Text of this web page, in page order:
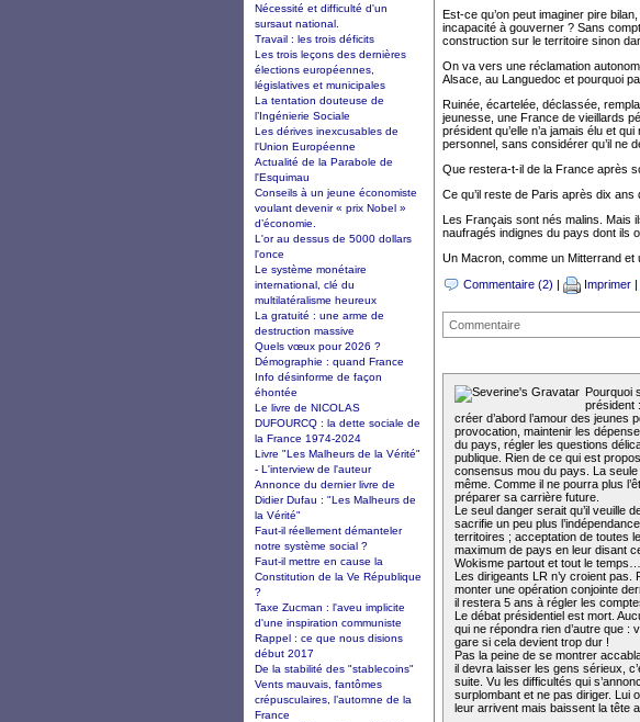
Est-ce qu’on peut imaginer pire
incapacité à gouverner ? Sans
construction sur le territoire sinon
On va vers une réclamation
Alsace, au Languedoc et pourquoi
Ruinée, écartelée, déclassée,
jeunesse, une France de vieillards
président qu’elle n’a jamais élu et
personnel, sans considérer qu’il ne
Que restera-t-il de la France après
Ce qu’il reste de Paris après dix
Les Français sont nés malins. Mais
naufragés indignes du pays dont ils
Un Macron, comme un Mitterrand et
Commentaire (2) | Imprimer |
Commentaire
Pourquoi
président
créer d’abord l’amour des
provocation, maintenir les
du pays, régler les questions
publique. Rien de ce qui est
consensus mou du pays. La
même. Comme il ne pourra plus
préparer sa carrière future.
Le seul danger serait qu’il veuille
sacrifie un peu plus
territoires ; acceptation de toutes
maximum de pays en leur disant
Wokisme partout et tout le temps…
Les dirigeants LR n’y croient
monter une opération conjointe
il restera 5 ans à régler les
Le débat présidentiel est mort.
qui ne répondra rien d’autre que
gare si cela devient trop dur !
Pas la peine de se montrer
il devra laisser les gens sérieux,
suite. Vu les difficultés qui
surplombant et ne pas diriger. Lui
leur arrivent mais baissent la tête
Nécessité et difficulté d'un
sursaut national.
Travail : les trois déficits
Les trois leçons des dernières
élections européennes,
législatives et municipales
La tentation douteuse de
l’Ingénierie Sociale
Les dérives inexcusables de
l'Union Européenne
Actualité de la Parabole de
l'Esquimau
Conseils à un jeune économiste
voulant devenir « prix Nobel »
d’économie.
L'or au dessus de 5000 dollars
l'once
Le système monétaire
international, clé du
multilatéralisme heureux
La gratuité : une arme de
destruction massive
Quels vœux pour 2026 ?
Démographie : quand France
Info désinforme de façon
éhontée
Le livre de NICOLAS
DUFOURCQ : la dette sociale de
la France 1974-2024
Livre "Les Malheurs de la Vérité"
- L'interview de l'auteur
Annonce du dernier livre de
Didier Dufau : "Les Malheurs de
la Vérité"
Faut-il réellement démanteler
notre système social ?
Faut-il mettre en cause la
Constitution de la Ve République
?
Taxe Zucman : l'aveu implicite
d'une inspiration communiste
Rappel : ce que nous disions
début 2017
De la stabilité des "stablecoins"
Vents mauvais, fantômes
crépusculaires, l’automne de la
France